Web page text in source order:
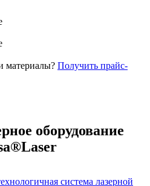
материалы? Получить прайс-
оборудование